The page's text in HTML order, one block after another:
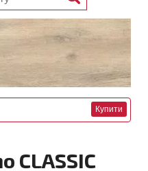
Купити
CLASSIC